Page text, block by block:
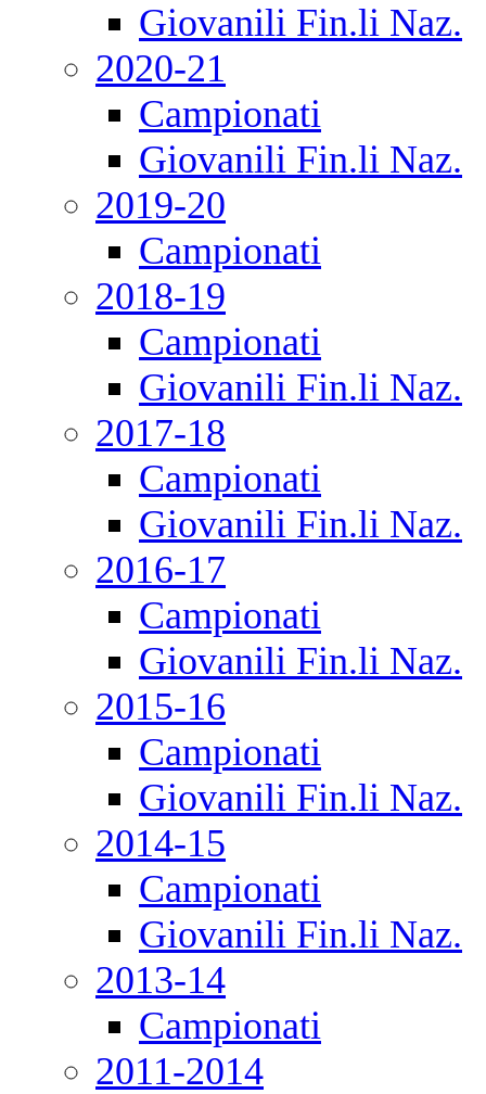
Giovanili Fin.li Naz.
2020-21
Campionati
Giovanili Fin.li Naz.
2019-20
Campionati
2018-19
Campionati
Giovanili Fin.li Naz.
2017-18
Campionati
Giovanili Fin.li Naz.
2016-17
Campionati
Giovanili Fin.li Naz.
2015-16
Campionati
Giovanili Fin.li Naz.
2014-15
Campionati
Giovanili Fin.li Naz.
2013-14
Campionati
2011-2014